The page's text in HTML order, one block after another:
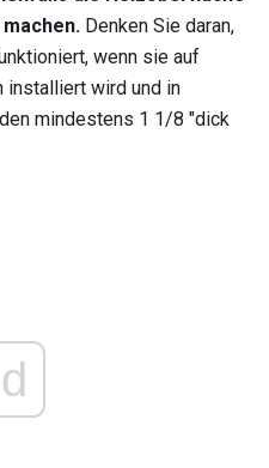
Denken Sie daran,
wenn sie auf
installiert wird und in
mindestens 1 1/8 "dick